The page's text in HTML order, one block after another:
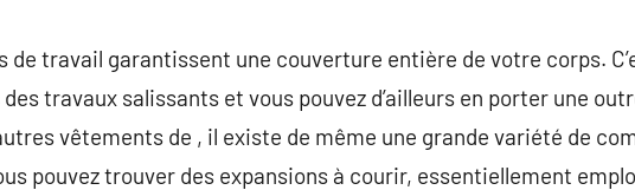
de travail garantissent une couverture entière de votre corps.
travaux salissants et vous pouvez d’ailleurs en porter une
vêtements de , il existe de même une grande variété de
pouvez trouver des expansions à courir, essentiellement